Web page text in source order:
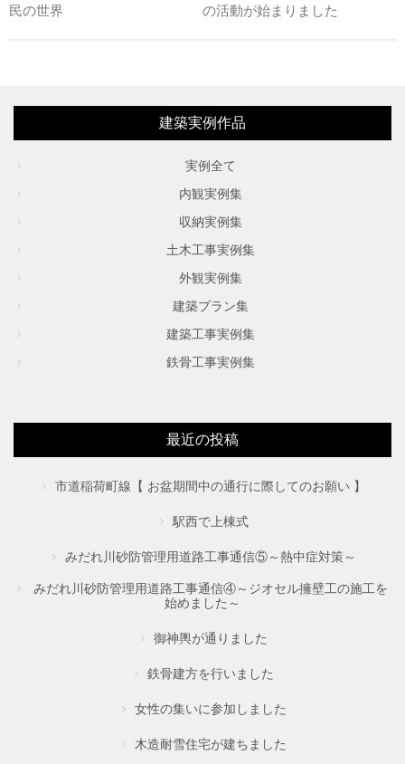
民の世界
の活動が始まりました
建築実例作品
実例全て
内観実例集
収納実例集
土木工事実例集
外観実例集
建築プラン集
建築工事実例集
鉄骨工事実例集
最近の投稿
市道稲荷町線【 お盆期間中の通行に際してのお願い 】
駅西で上棟式
みだれ川砂防管理用道路工事通信⑤～熱中症対策～
みだれ川砂防管理用道路工事通信④～ジオセル擁壁工の施工を
始めました～
御神輿が通りました
鉄骨建方を行いました
女性の集いに参加しました
木造耐雪住宅が建ちました